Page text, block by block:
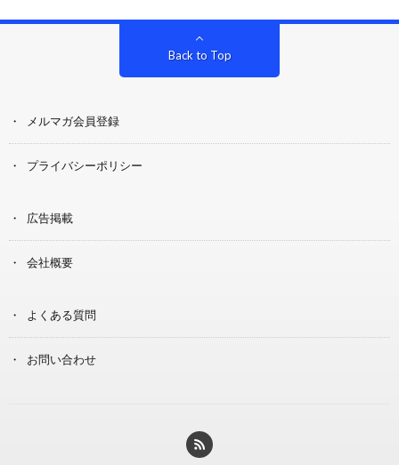
Back to Top
メルマガ会員登録
プライバシーポリシー
広告掲載
会社概要
よくある質問
お問い合わせ